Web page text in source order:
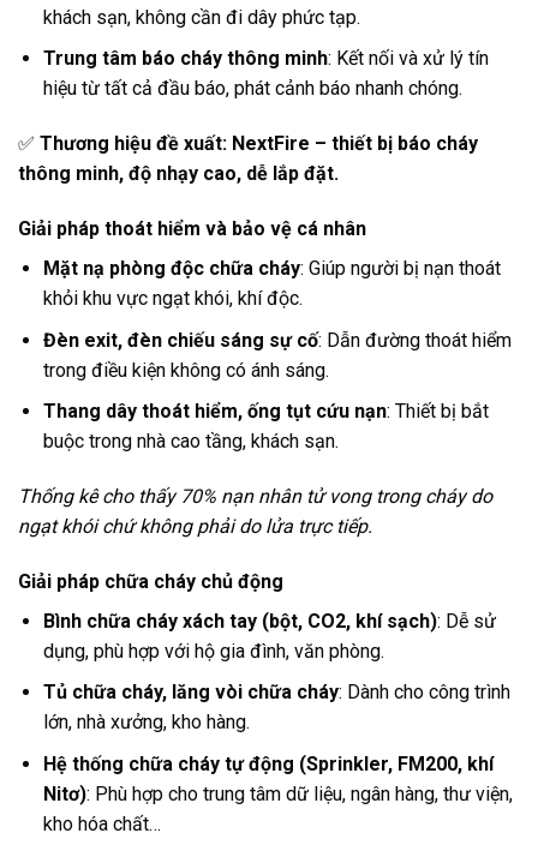
khách sạn, không cần đi dây phức tạp.
Trung tâm báo cháy thông minh: Kết nối và xử lý tín
hiệu từ tất cả đầu báo, phát cảnh báo nhanh chóng.
✅ Thương hiệu đề xuất: NextFire – thiết bị báo cháy
thông minh, độ nhạy cao, dễ lắp đặt.
Giải pháp thoát hiểm và bảo vệ cá nhân
Mặt nạ phòng độc chữa cháy: Giúp người bị nạn thoát
khỏi khu vực ngạt khói, khí độc.
Đèn exit, đèn chiếu sáng sự cố: Dẫn đường thoát hiểm
trong điều kiện không có ánh sáng.
Thang dây thoát hiểm, ống tụt cứu nạn: Thiết bị bắt
buộc trong nhà cao tầng, khách sạn.
Thống kê cho thấy 70% nạn nhân tử vong trong cháy do
ngạt khói chứ không phải do lửa trực tiếp.
Giải pháp chữa cháy chủ động
Bình chữa cháy xách tay (bột, CO2, khí sạch): Dễ sử
dụng, phù hợp với hộ gia đình, văn phòng.
Tủ chữa cháy, lăng vòi chữa cháy: Dành cho công trình
lớn, nhà xưởng, kho hàng.
Hệ thống chữa cháy tự động (Sprinkler, FM200, khí
Nitơ): Phù hợp cho trung tâm dữ liệu, ngân hàng, thư viện,
kho hóa chất…